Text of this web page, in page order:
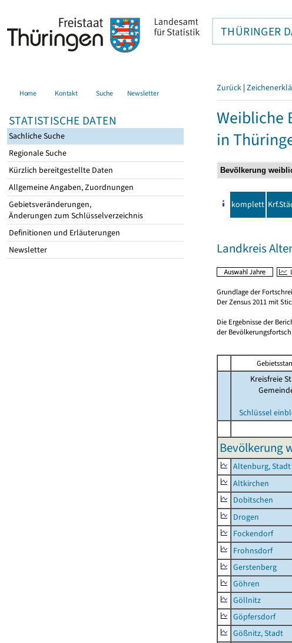
THÜRINGER
Home Kontakt Suche Newsletter
STATISTISCHE DATEN
Sachliche Suche
Regionale Suche
Kürzlich bereitgestellte Daten
Allgemeine Angaben, Zuordnungen
Gebietsveränderungen,
Änderungen zum Schlüsselverzeichnis
Definitionen und Erläuterungen
Newsletter
Zurück |
Weibliche
in
komplett
Landkreis
Grundlage der
Der Zensus 2011 mit
Die Ergebnisse der
der
Kreisfreie
Schlüssel
Bevölkerung
Altenburg, Stadt
Altkirchen
Dobitschen
Drogen
Fockendorf
Frohnsdorf
Gerstenberg
Göhren
Göllnitz
Göpfersdorf
Gößnitz, Stadt